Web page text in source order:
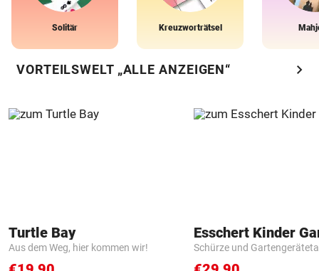
Solitär Kreuzworträtsel
VORTEILSWELT „ALLE ANZEIGEN“ chevron_right
Turtle Bay
Aus dem Weg, hier kommen wir! Schürze und